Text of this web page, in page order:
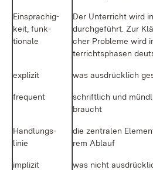
Ein­spra­chig­
keit, funk­
tio­na­le
Der Un­ter­richt wird
durch­ge­führt. Zur
cher Pro­ble­me wird
ter­richts­pha­sen
ex­pli­zit was aus­drück­lich
fre­quent
schrift­lich und
braucht
Hand­lungs­
li­nie
die zen­tra­len
rem Ab­lauf
im­pli­zit
was nicht